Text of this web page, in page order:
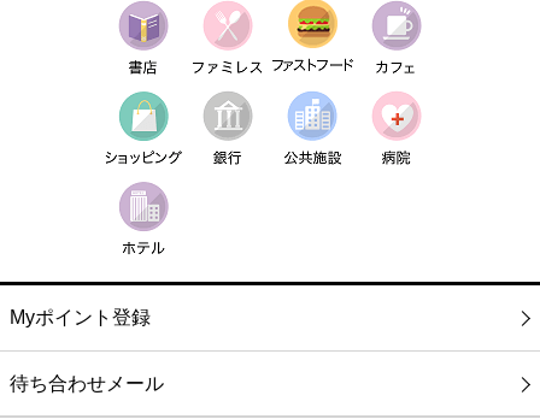
Myポイント登録
待ち合わせメール